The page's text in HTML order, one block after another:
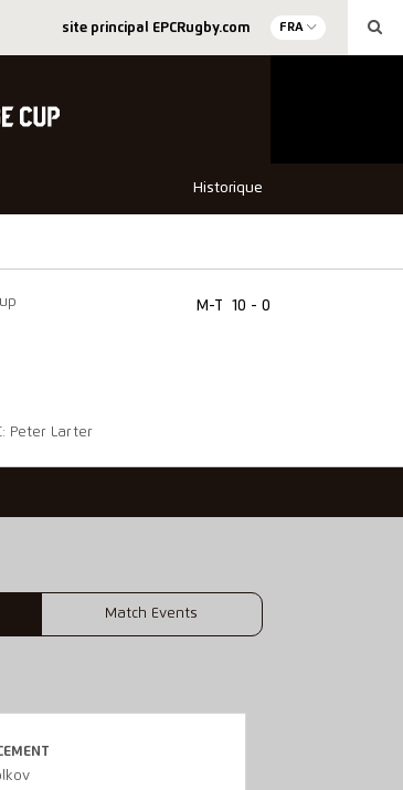
site principal EPCRugby.com FRA
Historique
Peter Larter
M-T 10 - 0
Match Events